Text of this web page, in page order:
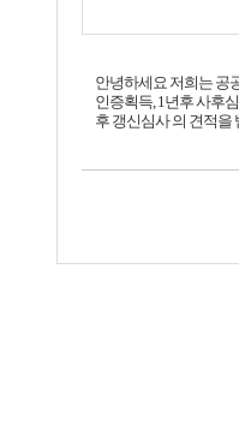
안녕하세요 저희는 공
인증획득, 1년후 사후
후 갱신심사 의 견적을